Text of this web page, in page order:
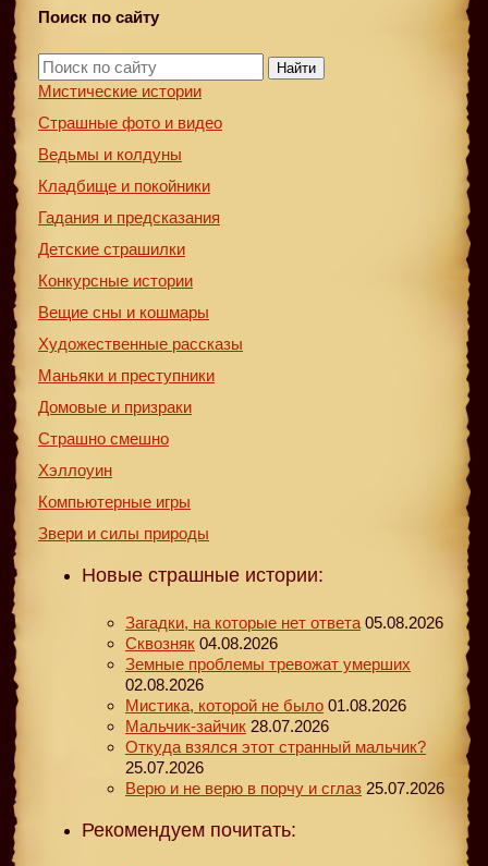
Поиск по сайту
Найти
Мистические истории
Страшные фото и видео
Ведьмы и колдуны
Кладбище и покойники
Гадания и предсказания
Детские страшилки
Конкурсные истории
Вещие сны и кошмары
Художественные рассказы
Маньяки и преступники
Домовые и призраки
Страшно смешно
Хэллоуин
Компьютерные игры
Звери и силы природы
Новые страшные истории:
Загадки, на которые нет ответа 05.08.2026
Сквозняк 04.08.2026
Земные проблемы тревожат умерших
02.08.2026
Мистика, которой не было 01.08.2026
Мальчик-зайчик 28.07.2026
Откуда взялся этот странный мальчик?
25.07.2026
Верю и не верю в порчу и сглаз 25.07.2026
Рекомендуем почитать: